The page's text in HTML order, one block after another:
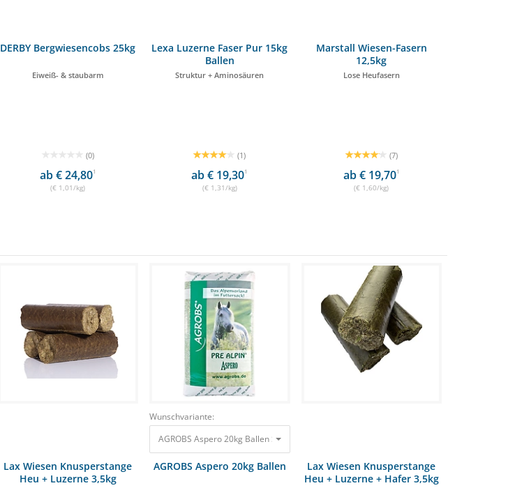
DERBY Bergwiesencobs 25kg
Eiweiß- & staubarm
(0)
ab € 24,801
(€ 1,01/kg)
Lexa Luzerne Faser Pur 15kg
Ballen
Struktur + Aminosäuren
(1)
ab € 19,301
(€ 1,31/kg)
Marstall Wiesen-Fasern
12,5kg
Lose Heufasern
(7)
ab € 19,701
(€ 1,60/kg)
Lax Wiesen Knusperstange
Heu + Luzerne 3,5kg
Wunschvariante:
AGROBS Aspero 20kg Ballen Staubfrei 25,90 €
AGROBS Aspero 20kg Ballen
Lax Wiesen Knusperstange
Heu + Luzerne + Hafer 3,5kg